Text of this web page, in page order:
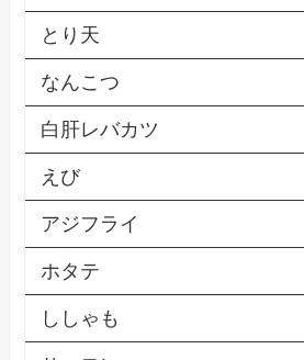
とり天
なんこつ
白肝レバカツ
えび
アジフライ
ホタテ
ししゃも